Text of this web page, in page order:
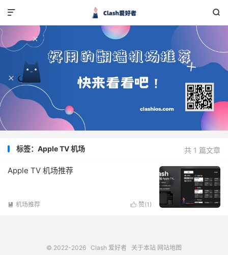


共 1 篇文章
标签：Apple TV 机场
Apple TV 机场推荐
 赞(1 )
 机场推荐
© 2022-2026 Clash 爱好者 关于本站 网站地图